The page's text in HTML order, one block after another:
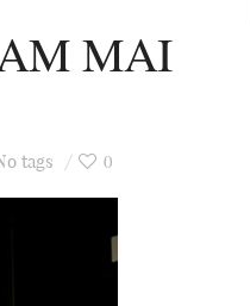
MAI
tags 0